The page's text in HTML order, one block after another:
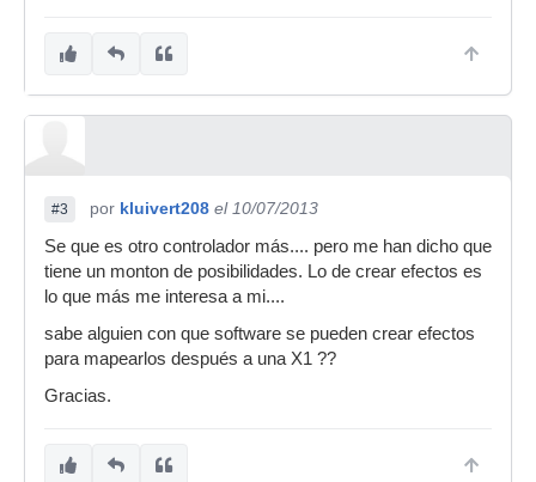
#3 por kluivert208 el 10/07/2013
Se que es otro controlador más.... pero me han dicho que
tiene un monton de posibilidades. Lo de crear efectos es
lo que más me interesa a mi....
sabe alguien con que software se pueden crear efectos
para mapearlos después a una X1 ??
Gracias.